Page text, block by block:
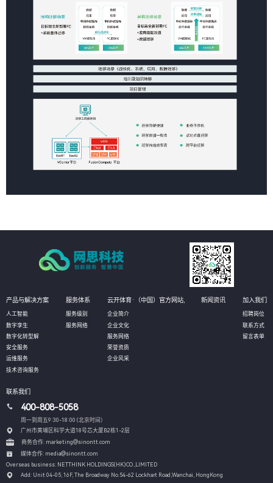
产品与解决方案
人工智能
数字孪生
数字化转型解
安全服务
运维服务
技术咨询服务
服务体系
服务级别
服务网络
云开体育·（中国）官方网站,
企业简介
企业文化
服务网络
荣誉资质
企业风采
新闻资讯 加入我们
招聘岗位
联系方式
留言表单
联系我们
400-808-5058
周一到周五9:30-18:00 (北京时间）
广州市黄埔区科学大道18号芯大厦B2栋1-2层
商务合作: marketing@sinontt.com
媒体合作: media@sinontt.com
Overseas business: NETTHINK HOLDINGS(HK)CO.,LIMITED
Add: Unit 04-05, 16F, The Broadway No.54-62 Lockhart Road,Wanchai, HongKong